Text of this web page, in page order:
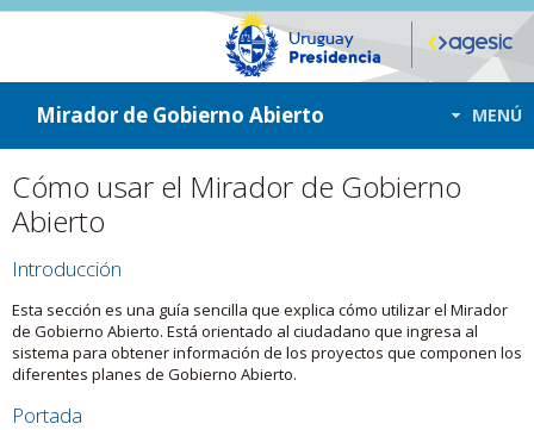
ir a contenido
ir al menú
Mirador de Gobierno Abierto MENÚ
Cómo usar el Mirador de Gobierno
Abierto
Introducción
Esta sección es una guía sencilla que explica cómo utilizar el Mirador
de Gobierno Abierto. Está orientado al ciudadano que ingresa al
sistema para obtener información de los proyectos que componen los
diferentes planes de Gobierno Abierto.
Portada